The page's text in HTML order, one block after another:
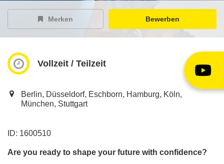
Merken Bewerben
Vollzeit / Teilzeit
Berlin, Düsseldorf, Eschborn, Hamburg, Köln,
München, Stuttgart
ID: 1600510
Are you ready to shape your future with confidence?